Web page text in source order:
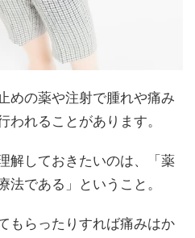
めの薬や注射で腫れや痛み
われることがあります。
解しておきたいのは、「薬
法である」ということ。
もらったりすれば痛みはか